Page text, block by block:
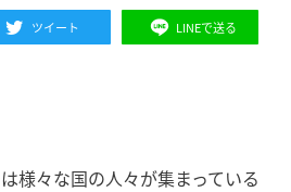
ツイート LINEで送る
様々な国の人々が集まっている